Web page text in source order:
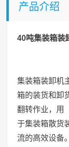
产品介绍
40吨集装箱装
集装箱装卸机
箱的装货和卸
翻转作业，用
于集装箱散货
流的高效设备。